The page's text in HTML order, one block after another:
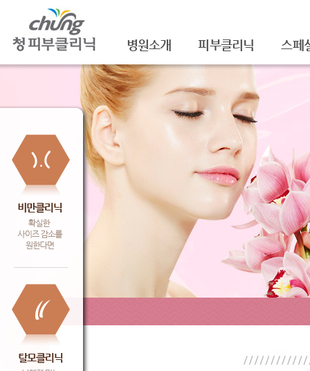
병원소개 피부클리닉 스페
의료진소개
진료안내
레이저장비소개
여드름자국/흉터
모공
주근깨/잡티
점/검버섯
문신제거
안면홍조
피부질환치료
FNS
물광
아쿠
백옥
신데
슈링
셀렉